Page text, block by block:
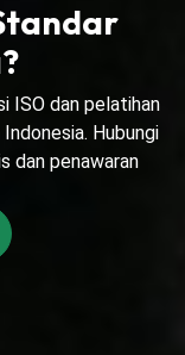
ISO dan pelatihan
Hubungi
dan penawaran